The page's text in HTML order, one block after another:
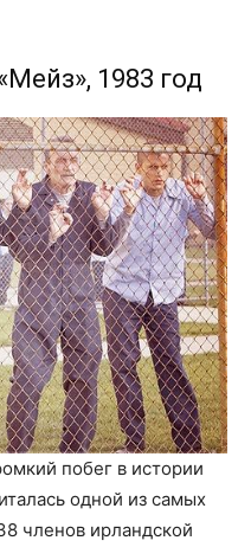
1983 год
побег в истории
одной из самых
членов ирландской